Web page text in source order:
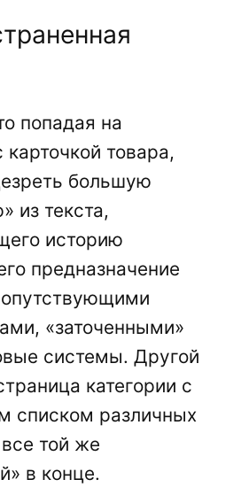
попадая на
карточкой товара,
большую
из текста,
историю
предназначение
«заточенными»
системы. Другой
категории с
списком различных
той же
в конце.